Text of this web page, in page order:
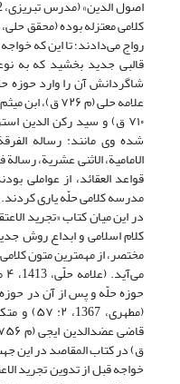
قالبی جدید بخشید که به
شاگردانش آن را وارد
شده وی مانند: رساله
الامامیة‌، الاثنی عشریة‌،
قواعد العقائد، از عواملی
مدرسه کلامی حلّه یاری کردند.
در این میان کتاب «تجرید
کلام اسلامی و ابداع روش
مختصر، از مهمترین متون
حوزه حلّه و پس از آن در
(مطهری،
ق) در کتاب المقاصد در این
خواجه قبل از تدوین تجرید